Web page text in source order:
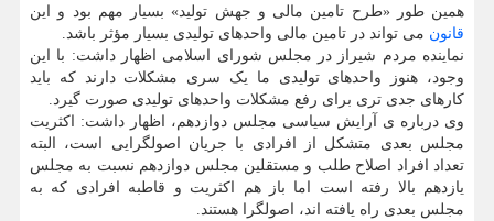
همین طور «طرح تامین مالی و جهش تولید» بسیار مهم بود و این
قانون می تواند در تامین مالی واحدهای تولیدی بسیار مؤثر باشد.
نماینده مردم شیراز در مجلس شورای اسلامی اظهار داشت: با این
وجود، هنوز واحدهای تولیدی ما یک سری مشکلات دارند که باید
کارهای جدی تری برای رفع مشکلات واحدهای تولیدی صورت گیرد.
وی درباره ی آرایش سیاسی مجلس دوازدهم، اظهار داشت: اکثریت
مجلس بعدی متشکل از افرادی با جریان اصولگرایی است، البته
تعداد افراد اصلاح طلب و مستقلین مجلس دوازدهم نسبت به مجلس
یازدهم بالا رفته است اما باز هم اکثریت و قاطبه افرادی که به
مجلس بعدی راه یافته اند، اصولگرا هستند.